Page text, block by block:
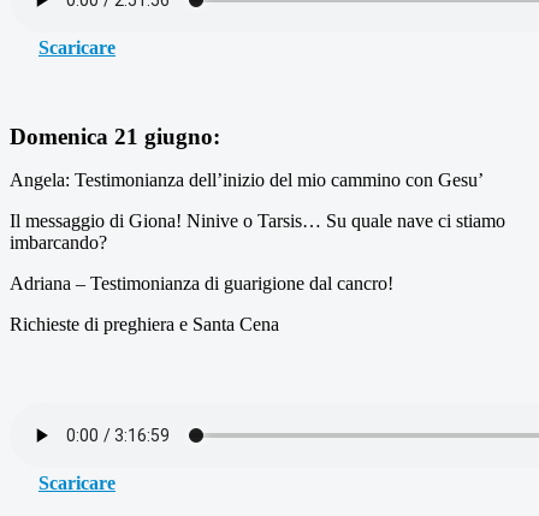
Scaricare
Domenica 21 giugno:
Angela: Testimonianza dell’inizio del mio cammino con Gesu’
Il messaggio di Giona! Ninive o Tarsis… Su quale nave ci stiamo
imbarcando?
Adriana – Testimonianza di guarigione dal cancro!
Richieste di preghiera e Santa Cena
Scaricare